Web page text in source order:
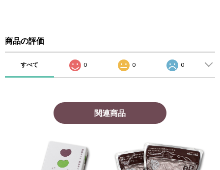
商品の評価
すべて 0 0 0
関連商品